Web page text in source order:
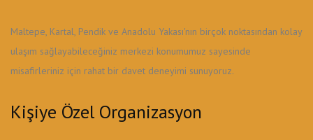
Maltepe, Kartal, Pendik ve Anadolu Yakası'nın birçok noktasından kolay
ulaşım sağlayabileceğiniz merkezi konumumuz sayesinde
misafirleriniz için rahat bir davet deneyimi sunuyoruz.
Kişiye Özel Organizasyon